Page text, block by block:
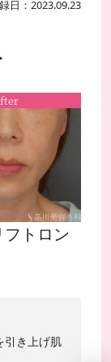
日：2023.09.23
トロン
引き上げ肌